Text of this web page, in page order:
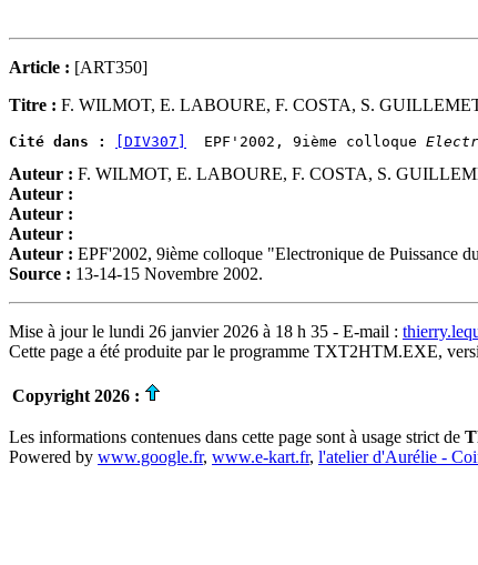
Article : [ART350]
Titre : F. WILMOT, E. LABOURE, F. COSTA, S.
Cité dans : [DIV307]
  EPF'2002, 9ième colloque
Auteur : F. WILMOT, E. LABOURE, F. COSTA, S.
Auteur :
Auteur :
Auteur :
Auteur : EPF'2002, 9ième colloque "Electronique de Puissance
Source : 13-14-15 Novembre 2002.
Mise à jour le lundi 26 janvier 2026 à 18 h 35 - E-mail :
Cette page a été produite par le programme TXT2HTM.EXE,
Copyright 2026 :
Les informations contenues dans cette page sont à usage strict de
Powered by www.google.fr, www.e-kart.fr, l'atelier d'Aurélie -